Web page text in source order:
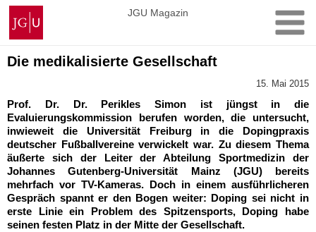
Zum
Inhalt
springen
Johannes
Gutenberg-
Universität
Mainz
JGU Magazin
Die medikalisierte Gesellschaft
15. Mai 2015
Prof. Dr. Dr. Perikles Simon ist jüngst in die
Evaluierungskommission berufen worden, die untersucht,
inwieweit die Universität Freiburg in die Dopingpraxis
deutscher Fußballvereine verwickelt war. Zu diesem Thema
äußerte sich der Leiter der Abteilung Sportmedizin der
Johannes Gutenberg-Universität Mainz (JGU) bereits
mehrfach vor TV-Kameras. Doch in einem ausführlicheren
Gespräch spannt er den Bogen weiter: Doping sei nicht in
erste Linie ein Problem des Spitzensports, Doping habe
seinen festen Platz in der Mitte der Gesellschaft.